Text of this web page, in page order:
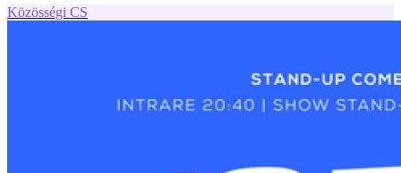
Közösségi CS